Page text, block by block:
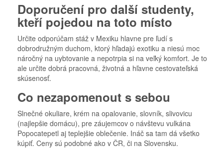
Doporučení pro další studenty,
kteří pojedou na toto místo
Určite odporúčam stáž v Mexiku hlavne pre ľudí s
dobrodružným duchom, ktorý hľadajú exotiku a niesú moc
náročný na uybtovanie a nepotrpia si na veľký komfort. Je to
ale určite dobrá pracovná, životná a hľavne cestovateľská
skúsenosť.
Co nezapomenout s sebou
Slnečné okuliare, krém na opalovanie, slovník, slivovicu
(najlepšie domácu), pre záujemcov o návštevu vulkána
Popocatepetl aj teplejšie oblečenie. Ináč sa tam dá všetko
kúpiť. Ceny sú podobné ako v ČR, či na Slovensku.